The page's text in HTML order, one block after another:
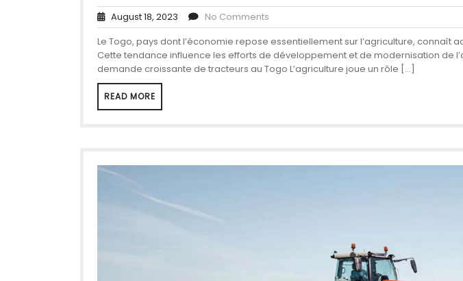
August 18, 2023
No Comments
Le Togo, pays dont l’économie repose essentiellement sur l’agriculture,
Cette tendance influence les efforts de développement et de modernisation de
demande croissante de tracteurs au Togo L’agriculture joue un rôle […]
READ MORE